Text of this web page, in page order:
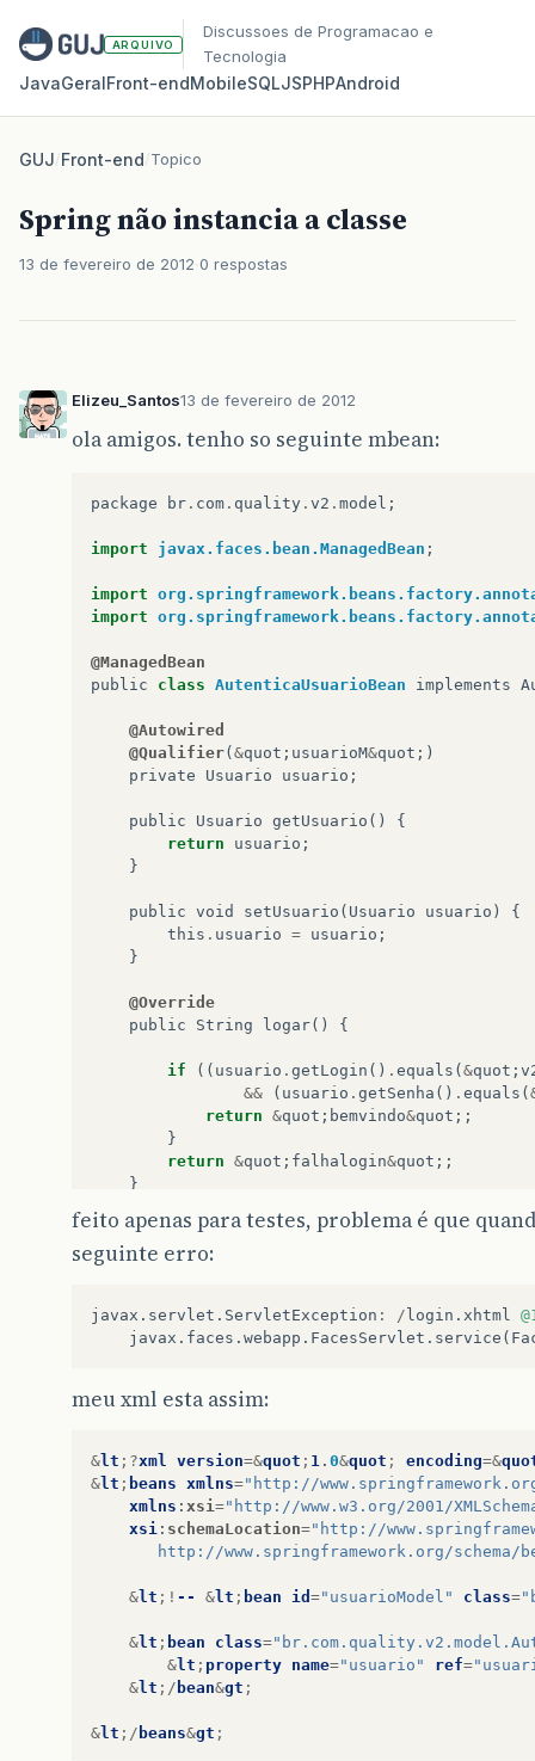
ARQUIVO
Discussoes de Programacao e
Tecnologia
JavaGeralFront‑endMobileSQLJSPHPAndroid
GUJ/Front-end/Topico
Spring não instancia a classe
13 de fevereiro de 2012 0 respostas
Elizeu_Santos13 de fevereiro de 2012
ola amigos. tenho so seguinte mbean:
package br . com . quality . v2 . model ;
import javax.faces.bean.ManagedBean ;
import
import
@ManagedBean
public
class AutenticaUsuarioBean implements
@Autowired
@Qualifier( &quot ; usuarioM&quot ;)
private
Usuario usuario ;
public Usuario getUsuario ()
{
return
usuario ;
}
public void setUsuario ( Usuario usuario )
{
this . usuario = usuario ;
}
@Override
public
String logar() {
if (( usuario . getLogin () . equals ( &quot ;
&&
( usuario . getSenha () . equals (
return &quot ; bemvindo&quot ;;
}
return &quot ; falhalogin&quot ;;
}
feito apenas para testes, problema é que
seguinte erro:
javax . servlet . ServletException : / login . xhtml
javax . faces . webapp . FacesServlet . service (
meu xml esta assim:
&lt ;?xml version=&quot ; 1 . 0&quot ; encoding=&
&lt ; beans xmlns="http://
xmlns : xsi="http://www.w3.org/2001/
xsi : schemaLocation="http://
http://www.springframework.org/schema/
&lt ;! -- &lt ; bean id ="usuarioModel" class=
&lt ; bean class=
&lt ; property name="usuario" ref=
&lt ;/ bean&gt ;
&lt ;/ beans&gt ;